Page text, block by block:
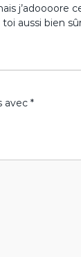
j’adoooore
aussi bien
avec *